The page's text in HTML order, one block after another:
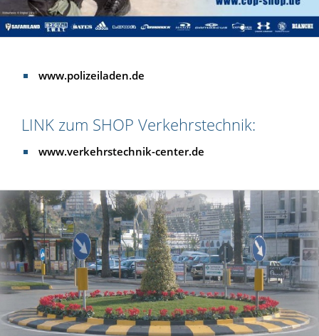
www.polizeiladen.de
LINK zum SHOP Verkehrstechnik:
www.verkehrstechnik-center.de